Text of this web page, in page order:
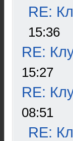
RE:
15:36
RE:
15:27
RE:
08:51
RE: